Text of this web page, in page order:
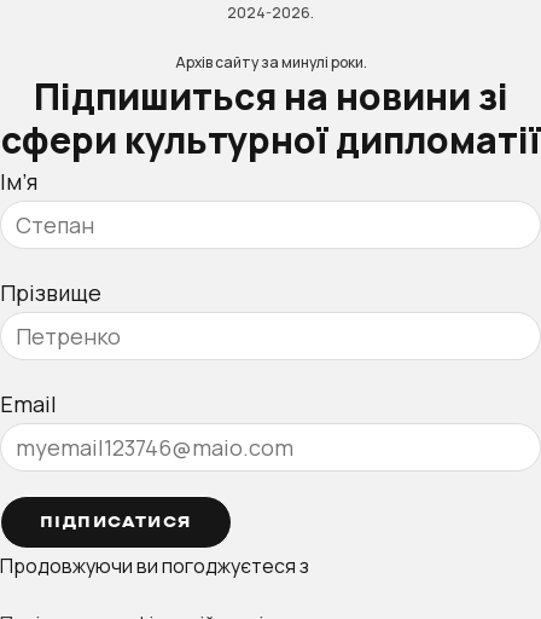
2024-2026.
Архів сайту за минулі роки.
Підпишиться на новини зі
сфери культурної дипломатії
Ім’я
Прізвище
Email
ПІДПИСАТИСЯ
Продовжуючи ви погоджуєтеся з